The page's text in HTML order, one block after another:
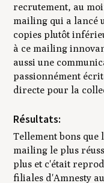
recrutement, au
mailing qui a lancé
copies plutôt
à ce mailing
aussi une
passionnément
directe pour la
Résultats:
Tellement bons
mailing le plus
plus et c'était
filiales d'Amnesty